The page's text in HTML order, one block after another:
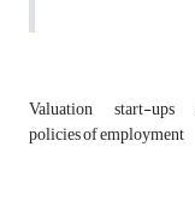
Valuation start-ups
policies of employment